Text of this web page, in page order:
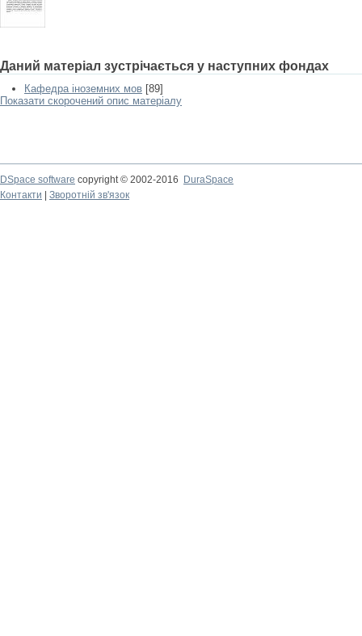
Даний матеріал зустрічається у наступних фондах
Кафедра іноземних мов [89]
Показати скорочений опис матеріалу
DSpace software copyright © 2002-2016
DuraSpace
Контакти
Зворотній зв'язок